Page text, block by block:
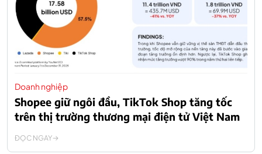
Doanh nghiệp
Shopee giữ ngôi đầu, TikTok Shop tăng tốc
trên thị trường thương mại điện tử Việt Nam
ĐỌC NGAY